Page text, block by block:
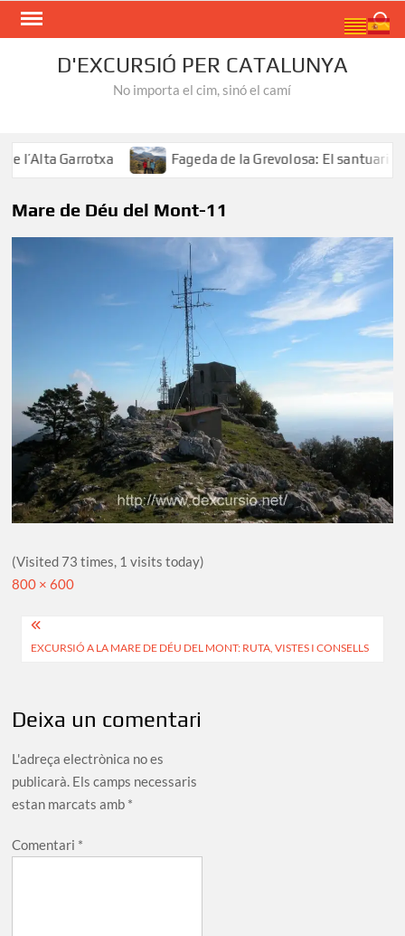
Skip
D'EXCURSIÓ PER CATALUNYA
No importa el cim, sinó el camí
Garrotxa Fageda de la Grevolosa: El santuari dels
Mare de Déu del Mont-11
(Visited 73 times, 1 visits today)
Full
800 × 600
Navegació
d'entrades
EXCURSIÓ A LA MARE DE DÉU DEL MONT: RUTA, VISTES I CONSELLS
Deixa un comentari
L'adreça electrònica no es
publicarà. Els camps necessaris
estan marcats amb *
Comentari *